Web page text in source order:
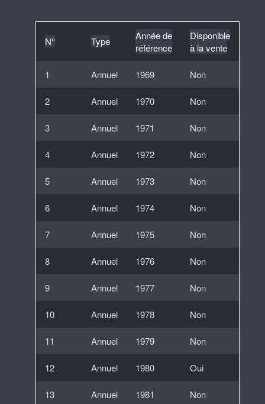
N° Type
Année de
référence
Disponible
à la vente
1 Annuel 1969 Non
2 Annuel 1970 Non
3 Annuel 1971 Non
4 Annuel 1972 Non
5 Annuel 1973 Non
6 Annuel 1974 Non
7 Annuel 1975 Non
8 Annuel 1976 Non
9 Annuel 1977 Non
10 Annuel 1978 Non
11 Annuel 1979 Non
12 Annuel 1980 Oui
13 Annuel 1981 Non